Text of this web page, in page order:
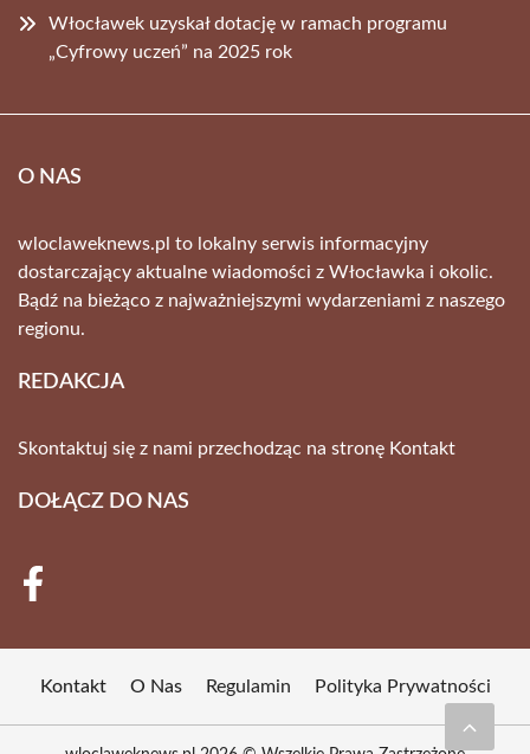
Włocławek uzyskał dotację w ramach programu
„Cyfrowy uczeń” na 2025 rok
O NAS
wloclaweknews.pl to lokalny serwis informacyjny
dostarczający aktualne wiadomości z Włocławka i okolic.
Bądź na bieżąco z najważniejszymi wydarzeniami z naszego
regionu.
REDAKCJA
Skontaktuj się z nami przechodząc na stronę Kontakt
DOŁĄCZ DO NAS
Kontakt O Nas Regulamin Polityka Prywatności